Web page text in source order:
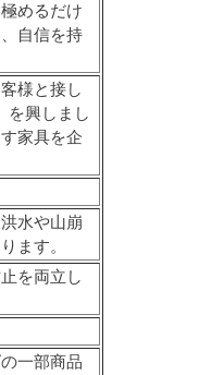
めるだけ
自信を持
様と接し
を興しまし
家具を企
水や山崩
ます。
を両立し
一部商品